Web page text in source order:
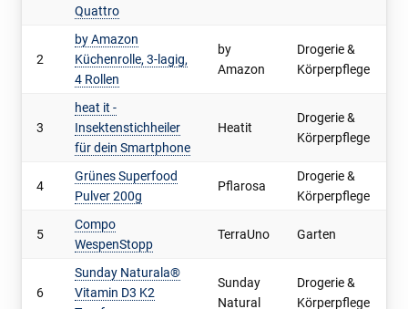
Quattro
2
by Amazon
Küchenrolle, 3-lagig,
4 Rollen
by
Amazon
Drogerie &
Körperpflege
3
heat it -
Insektenstichheiler
für dein Smartphone
Heatit
Drogerie &
Körperpflege
4
Grünes Superfood
Pulver 200g
Pflarosa
Drogerie &
Körperpflege
5
Compo
WespenStopp
TerraUno Garten
6
Sunday Naturala®
Vitamin D3 K2
Sunday
Natural
Drogerie &
Körperpflege